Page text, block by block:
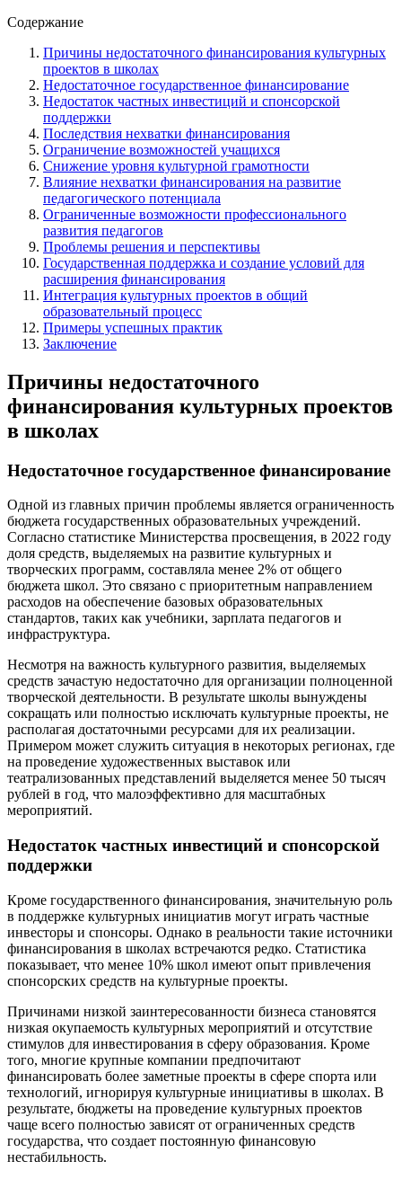
Содержание
Причины недостаточного финансирования культурных
проектов в школах
Недостаточное государственное финансирование
Недостаток частных инвестиций и спонсорской
поддержки
Последствия нехватки финансирования
Ограничение возможностей учащихся
Снижение уровня культурной грамотности
Влияние нехватки финансирования на развитие
педагогического потенциала
Ограниченные возможности профессионального
развития педагогов
Проблемы решения и перспективы
Государственная поддержка и создание условий для
расширения финансирования
Интеграция культурных проектов в общий
образовательный процесс
Примеры успешных практик
Заключение
Причины недостаточного
финансирования культурных проектов
в школах
Недостаточное государственное финансирование
Одной из главных причин проблемы является ограниченность
бюджета государственных образовательных учреждений.
Согласно статистике Министерства просвещения, в 2022 году
доля средств, выделяемых на развитие культурных и
творческих программ, составляла менее 2% от общего
бюджета школ. Это связано с приоритетным направлением
расходов на обеспечение базовых образовательных
стандартов, таких как учебники, зарплата педагогов и
инфраструктура.
Несмотря на важность культурного развития, выделяемых
средств зачастую недостаточно для организации полноценной
творческой деятельности. В результате школы вынуждены
сокращать или полностью исключать культурные проекты, не
располагая достаточными ресурсами для их реализации.
Примером может служить ситуация в некоторых регионах, где
на проведение художественных выставок или
театрализованных представлений выделяется менее 50 тысяч
рублей в год, что малоэффективно для масштабных
мероприятий.
Недостаток частных инвестиций и спонсорской
поддержки
Кроме государственного финансирования, значительную роль
в поддержке культурных инициатив могут играть частные
инвесторы и спонсоры. Однако в реальности такие источники
финансирования в школах встречаются редко. Статистика
показывает, что менее 10% школ имеют опыт привлечения
спонсорских средств на культурные проекты.
Причинами низкой заинтересованности бизнеса становятся
низкая окупаемость культурных мероприятий и отсутствие
стимулов для инвестирования в сферу образования. Кроме
того, многие крупные компании предпочитают
финансировать более заметные проекты в сфере спорта или
технологий, игнорируя культурные инициативы в школах. В
результате, бюджеты на проведение культурных проектов
чаще всего полностью зависят от ограниченных средств
государства, что создает постоянную финансовую
нестабильность.